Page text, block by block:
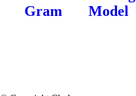
Gram
Model